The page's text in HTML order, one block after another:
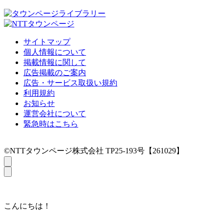
サイトマップ
個人情報について
掲載情報に関して
広告掲載のご案内
広告・サービス取扱い規約
利用規約
お知らせ
運営会社について
緊急時はこちら
©NTTタウンページ株式会社 TP25-193号【261029】
こんにちは！